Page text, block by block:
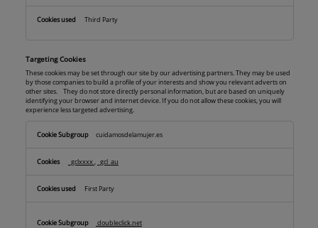
Third Party
Targeting Cookies
These cookies may be set through our site by our advertising partners. They may be used
by those companies to build a profile of your interests and show you relevant adverts on
other sites. They do not store directly personal information, but are based on uniquely
identifying your browser and internet device. If you do not allow these cookies, you will
experience less targeted advertising.
Cookies
cuidamosdelamujer.es
_gclxxxx, _gcl_au
First Party
doubleclick.net